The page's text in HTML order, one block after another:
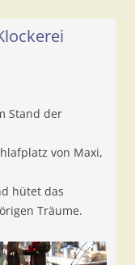
Stand der
von Maxi,
hütet das
Träume.